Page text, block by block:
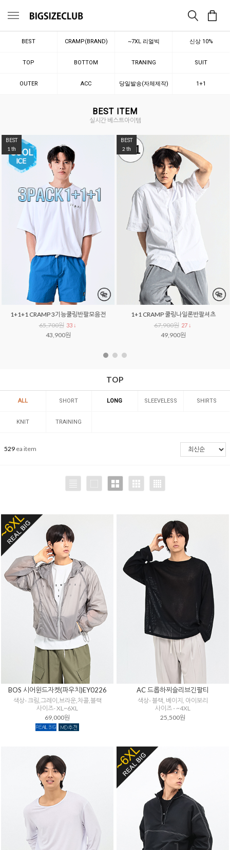
메뉴
BEST CRAMP(BRAND) ~7XL 리얼빅 신상 10%
TOP BOTTOM TRANING SUIT
OUTER ACC 당일발송(자체제작) 1+1
BEST ITEM
실시간 베스트아이템
BEST
1 th
1+1+1 CRAMP 3기능쿨링반팔모음전
65,700원 33 ↓
43,900원
BEST
2 th
1+1 CRAMP 쿨링나일론반팔셔츠
67,900원 27 ↓
49,900원
TOP
ALL SHORT
SLEEVED
LONG SLEEVELESS SHIRTS
KNIT TRAINING
529 ea item
BOS 시어윈드자켓(파우치)EY0226
색상- 크림,그레이,브라운,차콜,블랙
사이즈- XL~6XL
69,000원
AC 드롭하찌슬리브긴팔티
색상- 블랙, 베이지, 아이보리
사이즈 - ~4XL
25,500원